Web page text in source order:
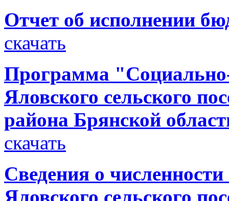
Отчет об исполнении
скачать
Программа "Социально-
Яловского сельского
района Брянской
скачать
Сведения о
Яловского сельского